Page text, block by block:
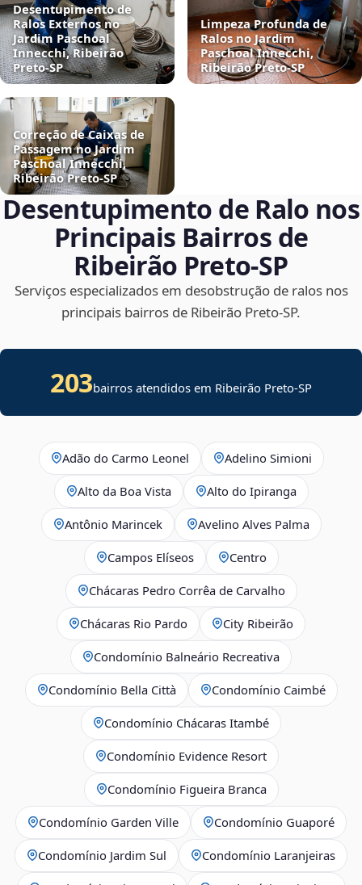
Desentupimento de
Ralos Externos no
Jardim Paschoal
Innecchi, Ribeirão
Preto‑SP
Limpeza Profunda de
Ralos no Jardim
Paschoal Innecchi,
Ribeirão Preto‑SP
Correção de Caixas de
Passagem no Jardim
Paschoal Innecchi,
Ribeirão Preto‑SP
Desentupimento de Ralo nos
Principais Bairros de
Ribeirão Preto‑SP
Serviços especializados em desobstrução de ralos nos
principais bairros de Ribeirão Preto‑SP.
203bairros atendidos em Ribeirão Preto-SP
Adão do Carmo Leonel Adelino Simioni
Alto da Boa Vista Alto do Ipiranga
Antônio Marincek Avelino Alves Palma
Campos Elíseos Centro
Chácaras Pedro Corrêa de Carvalho
Chácaras Rio Pardo City Ribeirão
Condomínio Balneário Recreativa
Condomínio Bella Città Condomínio Caimbé
Condomínio Chácaras Itambé
Condomínio Evidence Resort
Condomínio Figueira Branca
Condomínio Garden Ville Condomínio Guaporé
Condomínio Jardim Sul Condomínio Laranjeiras